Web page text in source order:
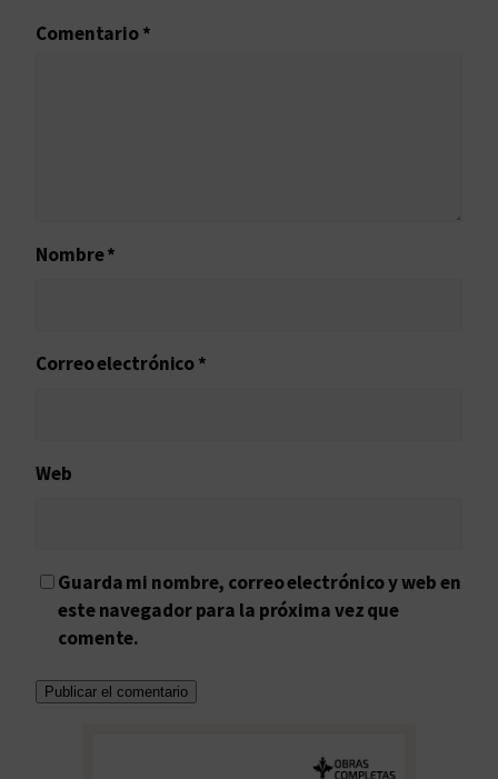
Comentario*
Nombre*
Correo electrónico*
Web
Guarda mi nombre, correo electrónico y web en
este navegador para la próxima vez que
comente.